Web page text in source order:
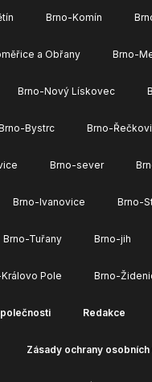
Brno-Komín
a Obřany Brno-
Brno-Nový Lískovec
Bystrc Brno-
Brno-sever
Brno-Ivanovice Brno-
Brno-Tuřany Brno-jih
Pole Brno-
Redakce
Zásady ochrany osobních